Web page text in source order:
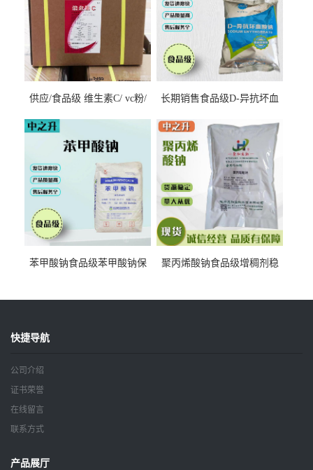
供应/食品级 维生素C/ vc粉/
长期销售食品级D-异抗坏血
苯甲酸钠食品级苯甲酸钠保
聚丙烯酸钠食品级增稠剂稳
快捷导航
公司介绍
证书荣誉
在线留言
联系方式
产品展厅